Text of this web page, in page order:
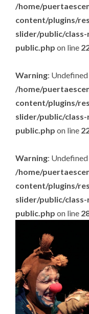
/home/
content/plugins/
slider/public/
public.php on line
Warning:
/home/
content/plugins/
slider/public/
public.php on line
Warning:
/home/
content/plugins/
slider/public/
public.php on line